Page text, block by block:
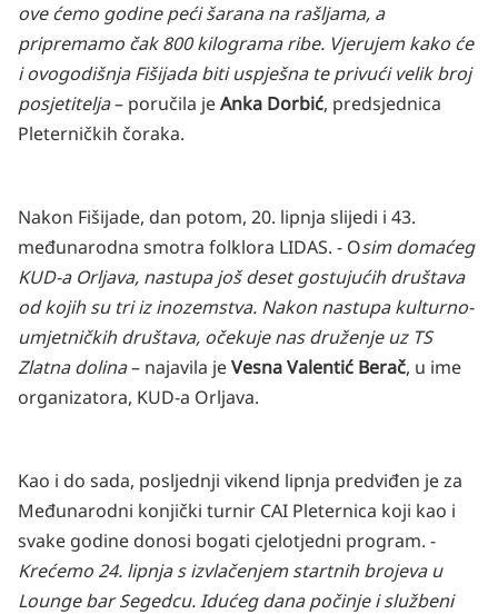
ove ćemo godine peći šarana na rašljama, a
pripremamo čak 800 kilograma ribe. Vjerujem kako će
i ovogodišnja Fišijada biti uspješna te privući velik broj
posjetitelja– poručila jeAnka Dorbić, predsjednica
Pleterničkih čoraka.
Nakon Fišijade, dan potom, 20. lipnja slijedi i 43.
međunarodna smotra folklora LIDAS. - Osim domaćeg
KUD-a Orljava, nastupa još deset gostujućih društava
od kojih su tri iz inozemstva. Nakon nastupa kulturno-
umjetničkih društava, očekuje nas druženje uz TS
Zlatna dolina– najavila jeVesna Valentić Berač, u ime
organizatora, KUD-a Orljava.
Kao i do sada, posljednji vikend lipnja predviđen je za
Međunarodni konjički turnir CAI Pleternica koji kao i
svake godine donosi bogati cjelotjedni program. -
Krećemo 24. lipnja s izvlačenjem startnih brojeva u
Lounge bar Segedcu. Idućeg dana počinje i službeni